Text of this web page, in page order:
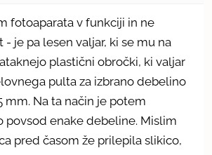
fotoaparata v funkciji in ne
je pa lesen valjar, ki se mu na
plastični obročki, ki valjar
pulta za izbrano debelino
mm. Na ta način je potem
povsod enake debeline. Mislim
pred časom že prilepila slikico,